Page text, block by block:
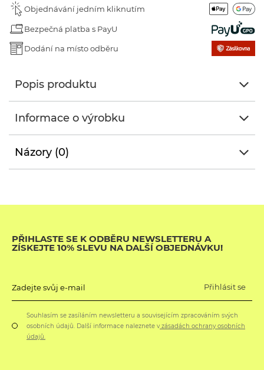
Objednávání jedním kliknutím
Bezpečná platba s PayU
Dodání na místo odběru
Popis produktu
Informace o výrobku
Názory (0)
PŘIHLASTE SE K ODBĚRU NEWSLETTERU A
ZÍSKEJTE 10% SLEVU NA DALŠÍ OBJEDNÁVKU!
Zadejte svůj e-mail Přihlásit se
Souhlasím se zasíláním newsletteru a souvisejícím zpracováním svých
osobních údajů. Další informace naleznete vzásadách ochrany osobních
údajů.